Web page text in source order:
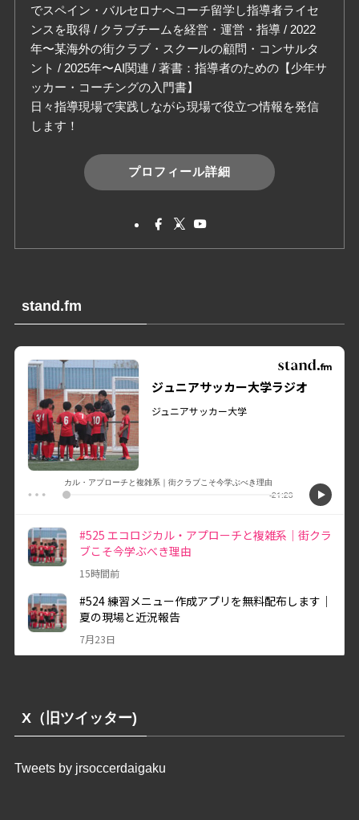
でスペイン・バルセロナへコーチ留学し指導者ライセ
ンスを取得 / クラブチームを経営・運営・指導 / 2022
年〜某海外の街クラブ・スクールの顧問・コンサルタ
ント / 2025年〜AI関連 / 著書：指導者のための【少年サ
ッカー・コーチングの入門書】
日々指導現場で実践しながら現場で役立つ情報を発信
します！
プロフィール詳細
stand.fm
X（旧ツイッター)
Tweets by jrsoccerdaigaku